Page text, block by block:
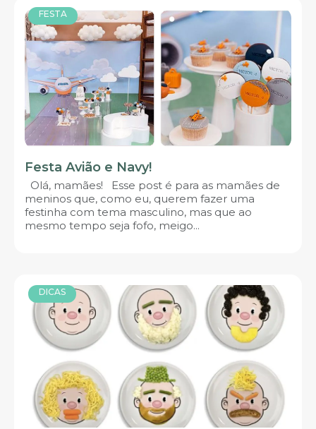
FESTA
Festa Avião e Navy!
Olá, mamães! Esse post é para as mamães de
meninos que, como eu, querem fazer uma
festinha com tema masculino, mas que ao
mesmo tempo seja fofo, meigo...
DICAS